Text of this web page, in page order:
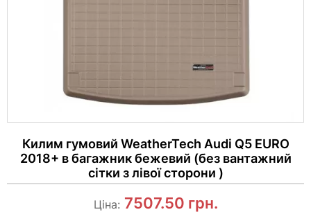
Килим гумовий WeatherTech Audi Q5 EURO
2018+ в багажник бежевий (без вантажний
сітки з лівої сторони )
Ціна: 7507.50 грн.